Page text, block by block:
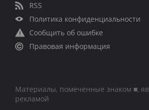
RSS
Политика конфиденциальности
Сообщить об ошибке
Правовая информация
Материалы, помеченные знаком ■,
рекламой